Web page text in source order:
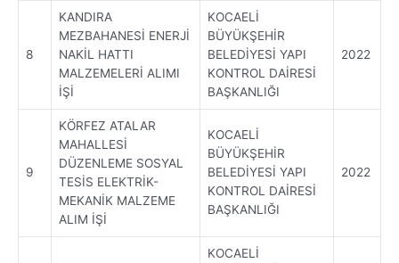
8
KANDIRA
MEZBAHANESİ ENERJİ
NAKİL HATTI
MALZEMELERİ ALIMI
İŞİ
KOCAELİ
BÜYÜKŞEHİR
BELEDİYESİ YAPI
KONTROL DAİRESİ
BAŞKANLIĞI
2022
9
KÖRFEZ ATALAR
MAHALLESİ
DÜZENLEME SOSYAL
TESİS ELEKTRİK-
MEKANİK MALZEME
ALIM İŞİ
KOCAELİ
BÜYÜKŞEHİR
BELEDİYESİ YAPI
KONTROL DAİRESİ
BAŞKANLIĞI
2022
KOCAELİ